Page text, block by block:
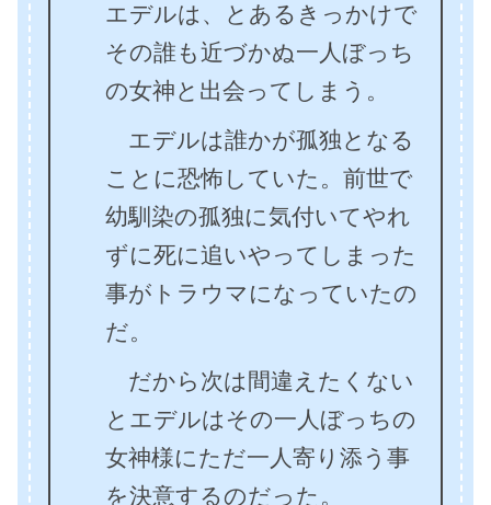
エデルは、とあるきっかけで
その誰も近づかぬ一人ぼっち
の女神と出会ってしまう。
エデルは誰かが孤独となる
ことに恐怖していた。前世で
幼馴染の孤独に気付いてやれ
ずに死に追いやってしまった
事がトラウマになっていたの
だ。
だから次は間違えたくない
とエデルはその一人ぼっちの
女神様にただ一人寄り添う事
を決意するのだった。